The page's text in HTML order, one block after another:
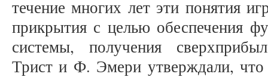
течение многих лет эти понятия
прикрытия с целью обеспечения
системы, получения
Трист и Ф. Эмери утверждали,